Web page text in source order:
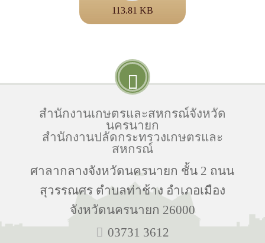
113.81 KB
สำนักงานเกษตรและสหกรณ์จังหวัด
นครนายก
สำนักงานปลัดกระทรวงเกษตรและ
สหกรณ์
ศาลากลางจังหวัดนครนายก ชั้น 2 ถนน
สุวรรณศร ตำบลท่าช้าง อำเภอเมือง
จังหวัดนครนายก 26000
03731 3612